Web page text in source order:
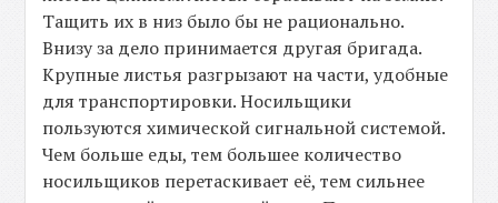
Тащить их в низ было бы не рационально.
Внизу за дело принимается другая бригада.
Крупные листья разгрызают на части, удобные
для транспортировки. Носильщики
пользуются химической сигнальной системой.
Чем больше еды, тем большее количество
носильщиков перетаскивает её, тем сильнее